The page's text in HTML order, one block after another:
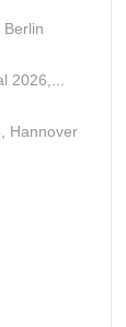
2026,...
Hannover